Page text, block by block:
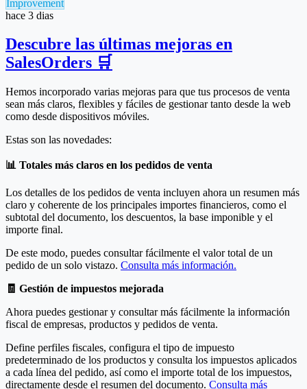
Improvement
hace 3 dias
Descubre las últimas mejoras en
SalesOrders 🛒
Hemos incorporado varias mejoras para que tus procesos de venta
sean más claros, flexibles y fáciles de gestionar tanto desde la web
como desde dispositivos móviles.
Estas son las novedades:
📊 Totales más claros en los pedidos de venta
Los detalles de los pedidos de venta incluyen ahora un resumen más
claro y coherente de los principales importes financieros, como el
subtotal del documento, los descuentos, la base imponible y el
importe final.
De este modo, puedes consultar fácilmente el valor total de un
pedido de un solo vistazo. Consulta más información.
🧾 Gestión de impuestos mejorada
Ahora puedes gestionar y consultar más fácilmente la información
fiscal de empresas, productos y pedidos de venta.
Define perfiles fiscales, configura el tipo de impuesto
predeterminado de los productos y consulta los impuestos aplicados
a cada línea del pedido, así como el importe total de los impuestos,
directamente desde el resumen del documento. Consulta más